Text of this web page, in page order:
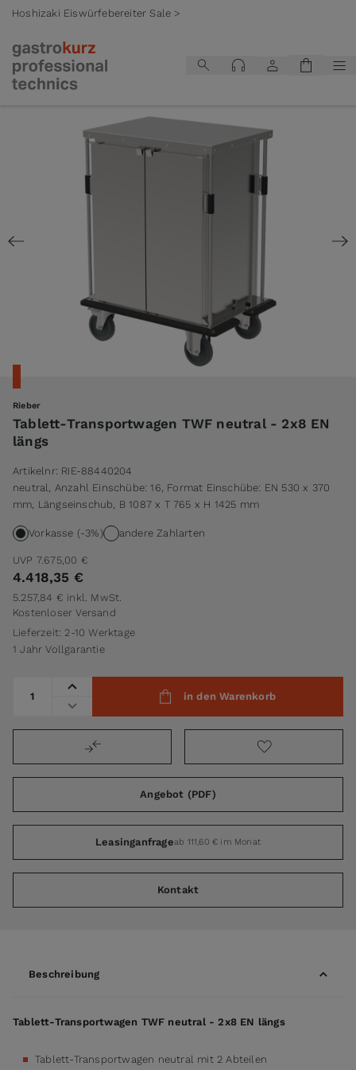
Hoshizaki Eiswürfebereiter Sale >
Rieber
Tablett-Transportwagen TWF neutral - 2x8 EN
längs
Artikelnr: RIE-88440204
neutral, Anzahl Einschübe: 16, Format Einschübe: EN 530 x 370
mm, Längseinschub, B 1087 x T 765 x H 1425 mm
Vorkasse (-3%) andere Zahlarten
UVP 7.675,00 €
4.418,35 €
5.257,84 € inkl. MwSt.
Kostenloser Versand
Lieferzeit: 2-10 Werktage
1 Jahr Vollgarantie
in den Warenkorb
Angebot (PDF)
Leasinganfrageab 111,60 € im Monat
Kontakt
Beschreibung
Tablett-Transportwagen TWF neutral - 2x8 EN längs
Tablett-Transportwagen neutral mit 2 Abteilen